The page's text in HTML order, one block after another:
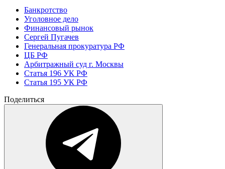
Банкротство
Уголовное дело
Финансовый рынок
Сергей Пугачев
Генеральная прокуратура РФ
ЦБ РФ
Арбитражный суд г. Москвы
Статья 196 УК РФ
Статья 195 УК РФ
Поделиться